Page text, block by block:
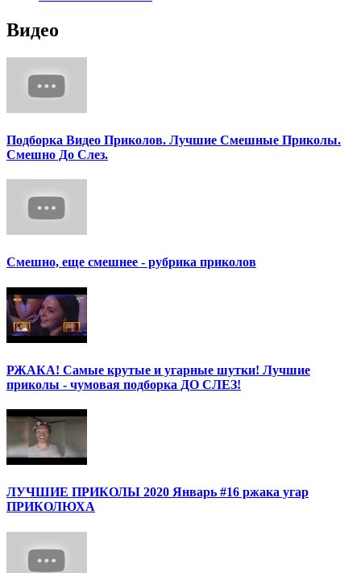
Видео
Подборка Видео Приколов. Лучшие Смешные Приколы.
Смешно До Слез.
Смешно, еще смешнее - рубрика приколов
РЖАКА! Самые крутые и угарные шутки! Лучшие
приколы - чумовая подборка ДО СЛЕЗ!
ЛУЧШИЕ ПРИКОЛЫ 2020 Январь #16 ржака угар
ПРИКОЛЮХА